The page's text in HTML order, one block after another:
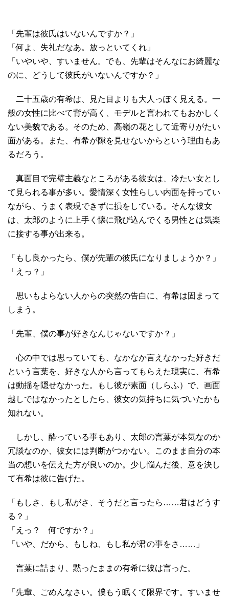
「先輩は彼氏はいないんですか？」
「何よ、失礼だなあ。放っといてくれ」
「いやいや、すいません。でも、先輩はそんなにお綺麗な
のに、どうして彼氏がいないんですか？」
二十五歳の有希は、見た目よりも大人っぽく見える。一
般の女性に比べて背が高く、モデルと言われてもおかしく
ない美貌である。そのため、高嶺の花として近寄りがたい
面がある。また、有希が隙を見せないからという理由もあ
るだろう。
真面目で完璧主義なところがある彼女は、冷たい女とし
て見られる事が多い。愛情深く女性らしい内面を持ってい
ながら、うまく表現できずに損をしている。そんな彼女
は、太郎のように上手く懐に飛び込んでくる男性とは気楽
に接する事が出来る。
「もし良かったら、僕が先輩の彼氏になりましょうか？」
「えっ？」
思いもよらない人からの突然の告白に、有希は固まって
しまう。
「先輩、僕の事が好きなんじゃないですか？」
心の中では思っていても、なかなか言えなかった好きだ
という言葉を、好きな人から言ってもらえた現実に、有希
は動揺を隠せなかった。もし彼が素面（しらふ）で、画面
越しではなかったとしたら、彼女の気持ちに気づいたかも
知れない。
しかし、酔っている事もあり、太郎の言葉が本気なのか
冗談なのか、彼女には判断がつかない。このまま自分の本
当の想いを伝えた方が良いのか。少し悩んだ後、意を決し
て有希は彼に告げた。
「もしさ、もし私がさ、そうだと言ったら……君はどうす
る？」
「えっ？ 何ですか？」
「いや、だから、もしね、もし私が君の事をさ……」
言葉に詰まり、黙ったままの有希に彼は言った。
「先輩、ごめんなさい。僕もう眠くて限界です。すいませ